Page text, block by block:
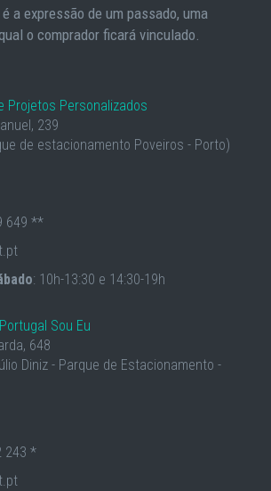
é a expressão de um passado, uma
o comprador ficará vinculado.
Projetos Personalizados
239
de estacionamento Poveiros - Porto)
649 **
: 10h-13:30 e 14:30-19h
Sou Eu
648
Diniz - Parque de Estacionamento -
243 *